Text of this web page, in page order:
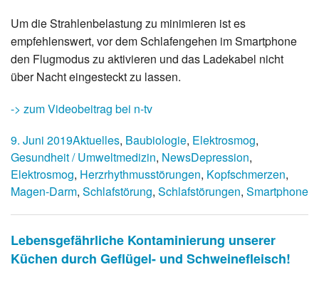
Um die Strahlenbelastung zu minimieren ist es
empfehlenswert, vor dem Schlafengehen im Smartphone
den Flugmodus zu aktivieren und das Ladekabel nicht
über Nacht eingesteckt zu lassen.
-> zum Videobeitrag bei n-tv
9. Juni 2019Aktuelles, Baubiologie, Elektrosmog,
Gesundheit / Umweltmedizin, NewsDepression,
Elektrosmog, Herzrhythmusstörungen, Kopfschmerzen,
Magen-Darm, Schlafstörung, Schlafstörungen, Smartphone
Lebensgefährliche Kontaminierung unserer
Küchen durch Geflügel- und Schweinefleisch!